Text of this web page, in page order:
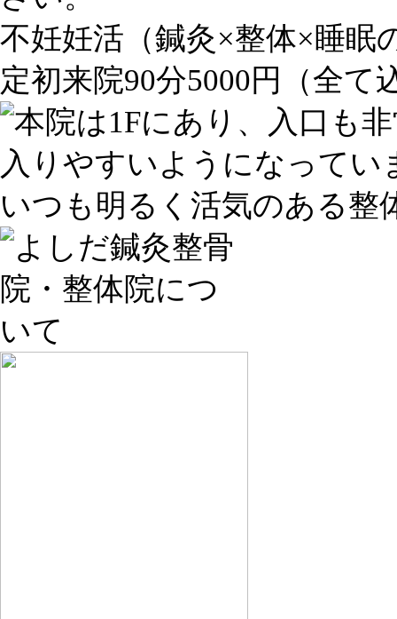
不妊妊活（鍼灸×整体×睡眠
定初来院90分5000円（全て